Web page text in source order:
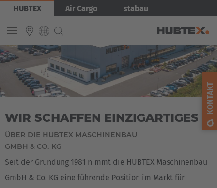
Direkt
Inhalt
HUBTEX Air Cargo stabau
INTERNATIONAL
English
Español
Français
Bild
WIR SCHAFFEN EINZIGARTIGES
ÜBER DIE HUBTEX MASCHINENBAU
GMBH & CO. KG
Seit der Gründung 1981 nimmt die HUBTEX Maschinenbau
GmbH & Co. KG eine führende Position im Markt für
KONTAKT